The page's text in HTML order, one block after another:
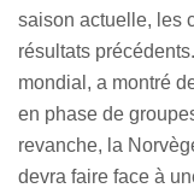
saison actuelle, les
résultats
mondial, a montré
en phase de
revanche, la
devra faire face à